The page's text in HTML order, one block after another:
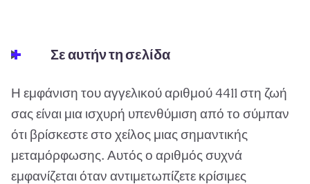
Σε αυτήν τη σελίδα
Η εμφάνιση του αγγελικού αριθμού 4411 στη ζωή
σας είναι μια ισχυρή υπενθύμιση από το σύμπαν
ότι βρίσκεστε στο χείλος μιας σημαντικής
μεταμόρφωσης. Αυτός ο αριθμός συχνά
εμφανίζεται όταν αντιμετωπίζετε κρίσιμες